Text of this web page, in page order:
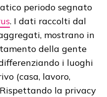
periodo segnato
. I dati raccolti dal
mostrano in
della gente
i luoghi
(casa, lavoro,
la privacy